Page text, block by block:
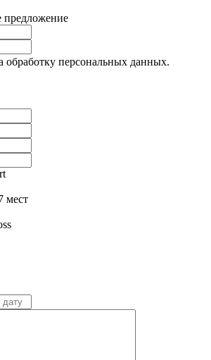
предложение
обработку персональных данных.
мест